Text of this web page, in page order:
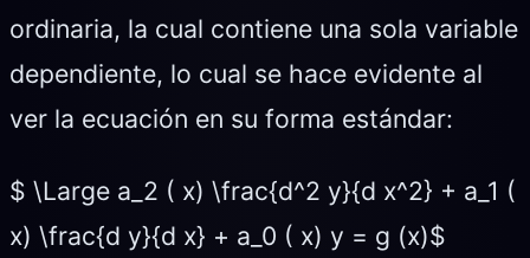
ordinaria, la cual contiene una sola variable
dependiente, lo cual se hace evidente al
ver la ecuación en su forma estándar:
$ \Large a_2 ( x) \frac{d^2 y}{d x^2} + a_1 (
x) \frac{d y}{d x} + a_0 ( x) y = g (x)$